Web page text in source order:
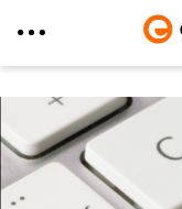
Inhalt